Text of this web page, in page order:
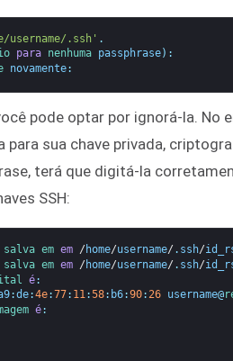
username/.ssh' .
para nenhuma passphrase) :
novamente:
pode optar por ignorá-la. No
para sua chave privada,
terá que digitá-la
SSH:
salva em em / home/username/ . ssh/
salva em em / home/username/ . ssh/
é:
:de:4e:77: 11:58: b6:90:26 username@
é: